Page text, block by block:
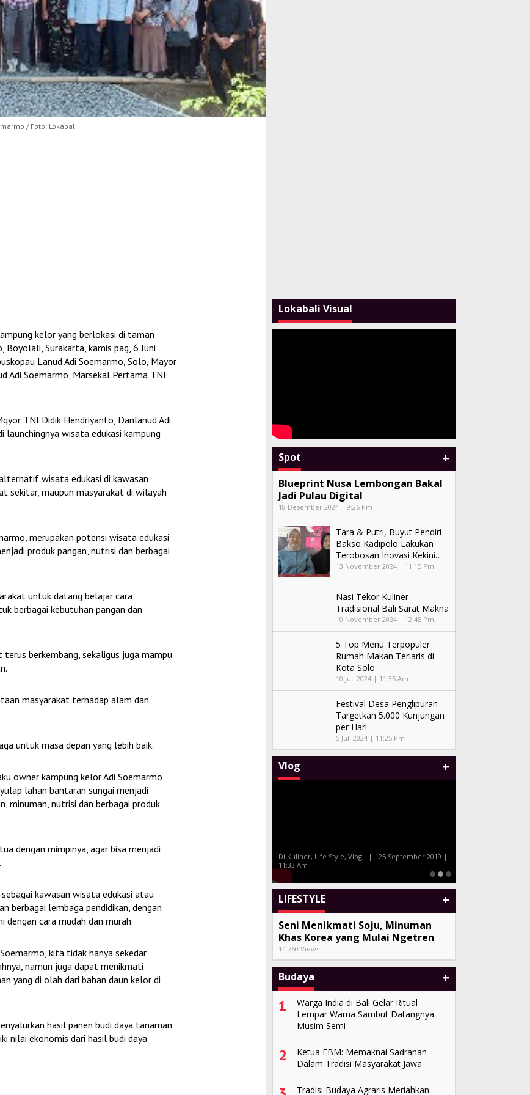
/ Foto: Lokabali
kelor yang berlokasi di taman
Surakarta, kamis pag, 6 Juni
Lanud Adi Soemarmo, Solo, Mayor
Adi Soemarmo, Marsekal Pertama TNI
TNI Didik Hendriyanto, Danlanud Adi
wisata edukasi kampung
wisata edukasi di kawasan
sekitar, maupun masyarakat di wilayah
merupakan potensi wisata edukasi
produk pangan, nutrisi dan berbagai
untuk datang belajar cara
berbagai kebutuhan pangan dan
berkembang, sekaligus juga mampu
masyarakat terhadap alam dan
untuk masa depan yang lebih baik.
owner kampung kelor Adi Soemarmo
lahan bantaran sungai menjadi
minuman, nutrisi dan berbagai produk
dengan mimpinya, agar bisa menjadi
kawasan wisata edukasi atau
berbagai lembaga pendidikan, dengan
cara mudah dan murah.
kita tidak hanya sekedar
namun juga dapat menikmati
yang di olah dari bahan daun kelor di
hasil panen budi daya tanaman
nilai ekonomis dari hasil budi daya
Lokabali Visual
Spot +
Blueprint Nusa Lembongan Bakal
Jadi Pulau Digital
18 Desember 2024 | 9:26 Pm
Tara & Putri, Buyut Pendiri
Bakso Kadipolo Lakukan
Terobosan Inovasi Kekini…
13 November 2024 | 11:15 Pm
Nasi Tekor Kuliner
Tradisional Bali Sarat Makna
10 November 2024 | 12:45 Pm
5 Top Menu Terpopuler
Rumah Makan Terlaris di
Kota Solo
10 Juli 2024 | 11:35 Am
Festival Desa Penglipuran
Targetkan 5.000 Kunjungan
per Hari
5 Juli 2024 | 11:25 Pm
Vlog +
| 10:38 Am
Pantai ‘Dolphin’ Lovina
Di Kuliner, Life Style, Vlog |
25 September 2019 |
11:33 Am
LIFESTYLE +
Seni Menikmati Soju, Minuman
Khas Korea yang Mulai Ngetren
14.760 Views
Budaya +
1
Warga India di Bali Gelar Ritual
Lempar Warna Sambut Datangnya
Musim Semi
2
Ketua FBM: Memaknai Sadranan
Dalam Tradisi Masyarakat Jawa
Tradisi Budaya Agraris Meriahkan